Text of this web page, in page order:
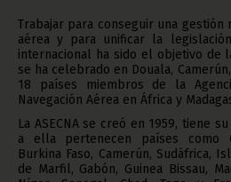
Trabajar para conseguir una gestión
aérea y para unificar la
internacional ha sido el objetivo de
se ha celebrado en Douala,
18 países miembros de la
Navegación Aérea en África y
La ASECNA se creó en 1959, tiene
a ella pertenecen países como
Burkina Faso, Camerún, Sudáfrica,
de Marfil, Gabón, Guinea Bissau,